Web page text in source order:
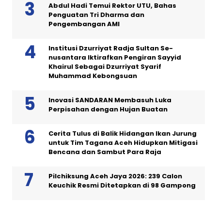
Abdul Hadi Temui Rektor UTU, Bahas
Penguatan Tri Dharma dan
Pengembangan AMI
Institusi Dzurriyat Radja Sultan Se-
nusantara Iktirafkan Pengiran Sayyid
Khairul Sebagai Dzurriyat Syarif
Muhammad Kebongsuan
Inovasi SANDARAN Membasuh Luka
Perpisahan dengan Hujan Buatan
Cerita Tulus di Balik Hidangan Ikan Jurung
untuk Tim Tagana Aceh Hidupkan Mitigasi
Bencana dan Sambut Para Raja
Pilchiksung Aceh Jaya 2026: 239 Calon
Keuchik Resmi Ditetapkan di 98 Gampong